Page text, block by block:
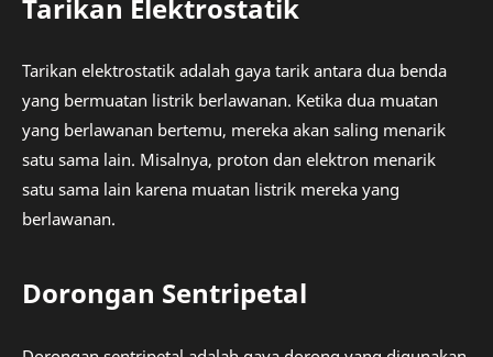
Tarikan Elektrostatik
Tarikan elektrostatik adalah gaya tarik antara dua benda
yang bermuatan listrik berlawanan. Ketika dua muatan
yang berlawanan bertemu, mereka akan saling menarik
satu sama lain. Misalnya, proton dan elektron menarik
satu sama lain karena muatan listrik mereka yang
berlawanan.
Dorongan Sentripetal